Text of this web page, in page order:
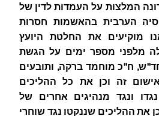
המלצות על העמדות לדין של
הערבית בהאשמות חסרות
מוקיעים את החלטת היועץ
מלפני מספר ימים על הגשת
ח"כ מוחמד ברקה, ותובעים
זה וכן את כל ההליכים
ונגד מנהיגים אחרים של
את ההליכים שננקטו נגד שוחרי